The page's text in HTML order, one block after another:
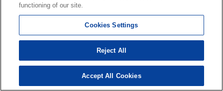
functioning of our site.
Cookies Settings
Reject All
Accept All Cookies